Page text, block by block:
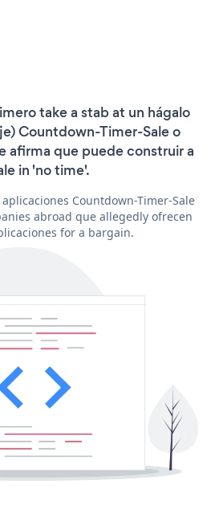
take a stab at un hágalo
Countdown-Timer-Sale o
afirma que puede construir a
in 'no time'.
Countdown-Timer-Sale
abroad que allegedly ofrecen
for a bargain.